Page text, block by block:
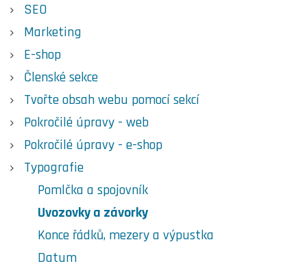
SEO
Marketing
E-shop
Členské sekce
Tvořte obsah webu pomocí sekcí
Pokročilé úpravy - web
Pokročilé úpravy - e-shop
Typografie
Pomlčka a spojovník
Uvozovky a závorky
Konce řádků, mezery a výpustka
Datum